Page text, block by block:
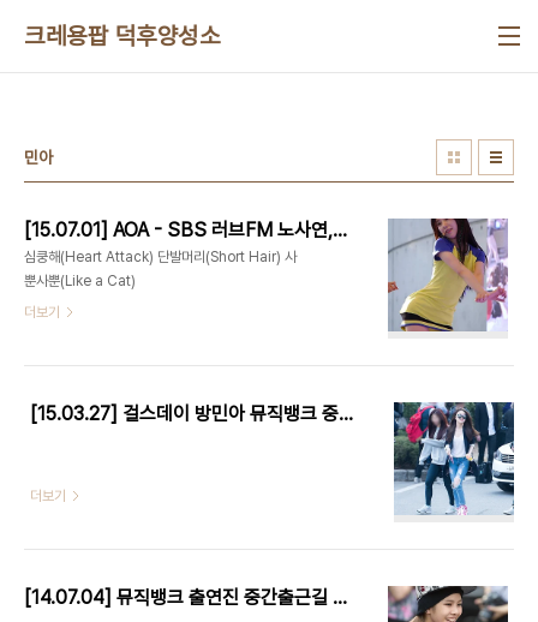
크레용팝 덕후양성소
민아
[15.07.01] AOA - SBS 러브FM 노사연,이성미쇼 특집 공개방송 (민아) 직캠 by 수원촌놈
심쿵해(Heart Attack) 단발머리(Short Hair) 사
뿐사뿐(Like a Cat)
더보기
[15.03.27] 걸스데이 방민아 뮤직뱅크 중간출퇴근 직찍 by 남자는핑크
더보기
[14.07.04] 뮤직뱅크 출연진 중간출근길 직찍 by 남자는핑크